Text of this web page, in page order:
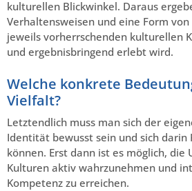
kulturellen Blickwinkel. Daraus
Verhaltensweisen und eine Form
jeweils vorherrschenden kulturellen
und ergebnisbringend erlebt wird.
Welche konkrete
Vielfalt?
Letztendlich muss man sich der
Identität bewusst sein und sich darin
können. Erst dann ist es möglich, die
Kulturen aktiv wahrzunehmen und
Kompetenz zu erreichen.